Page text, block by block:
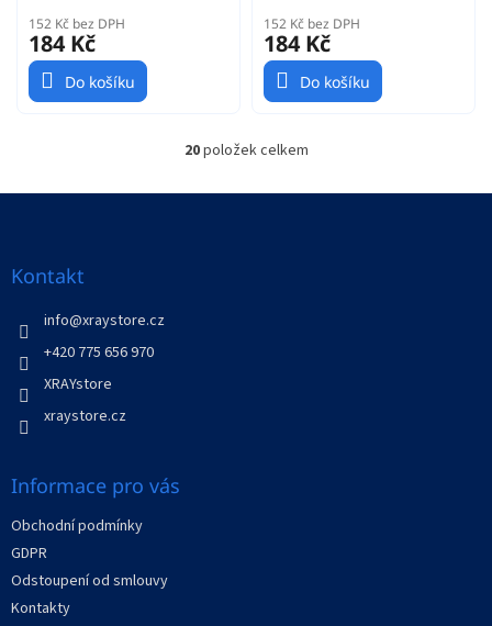
152 Kč bez DPH
184 Kč
Do košíku
152 Kč bez DPH
184 Kč
Do košíku
O
l
20položek celkem
Z
Kontakt
info@xraystore.cz
+420 775 656 970
XRAYstore
xraystore.cz
Informace pro vás
Obchodní podmínky
GDPR
Odstoupení od smlouvy
Kontakty